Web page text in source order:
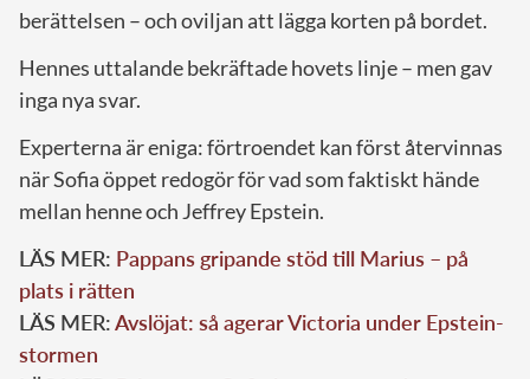
berättelsen – och oviljan att lägga korten på bordet.
Hennes uttalande bekräftade hovets linje – men gav
inga nya svar.
Experterna är eniga: förtroendet kan först återvinnas
när Sofia öppet redogör för vad som faktiskt hände
mellan henne och Jeffrey Epstein.
LÄS MER: Pappans gripande stöd till Marius – på
plats i rätten
LÄS MER:Avslöjat: så agerar Victoria under Epstein-
stormen